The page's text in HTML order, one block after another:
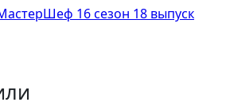
16 сезон 18 выпуск